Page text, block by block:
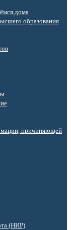
дома
образования
причиняющей
(НИР)